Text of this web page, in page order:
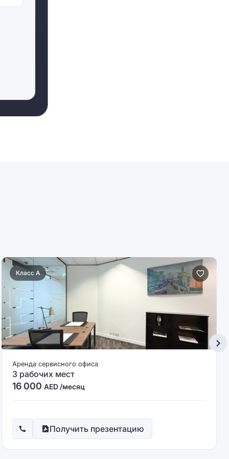
Класс A
Аренда сервисного офиса
3 рабочих мест
16 000 AED /месяц
Получить презентацию